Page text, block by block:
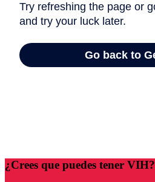
¿Crees que puedes tener VIH?